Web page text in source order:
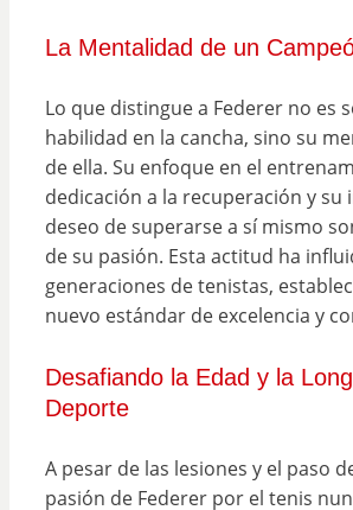
La Mentalidad de un
Lo que distingue a Federer no es
habilidad en la cancha, sino su
de ella. Su enfoque en el
dedicación a la recuperación y
deseo de superarse a sí mismo
de su pasión. Esta actitud ha
generaciones de tenistas,
nuevo estándar de excelencia y
Desafiando la Edad y la
Deporte
A pesar de las lesiones y el paso
pasión de Federer por el tenis